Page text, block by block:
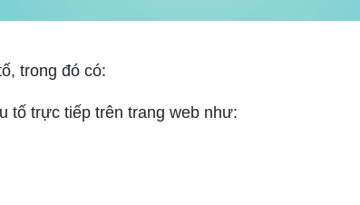
trong đó có:
tố trực tiếp trên trang web như: